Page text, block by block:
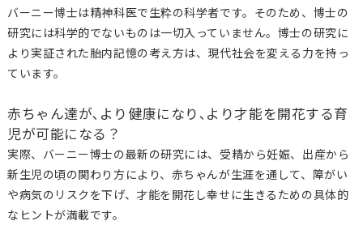
バーニー博士は精神科医で生粋の科学者です。そのため、博士の
研究には科学的でないものは一切入っていません。博士の研究に
より実証された胎内記憶の考え方は、現代社会を変える力を持っ
ています。
赤ちゃん達が､より健康になり､より才能を開花する育
児が可能になる？
実際、バーニー博士の最新の研究には、受精から妊娠、出産から
新生児の頃の関わり方により、赤ちゃんが生涯を通して、障がい
や病気のリスクを下げ、才能を開花し幸せに生きるための具体的
なヒントが満載です。